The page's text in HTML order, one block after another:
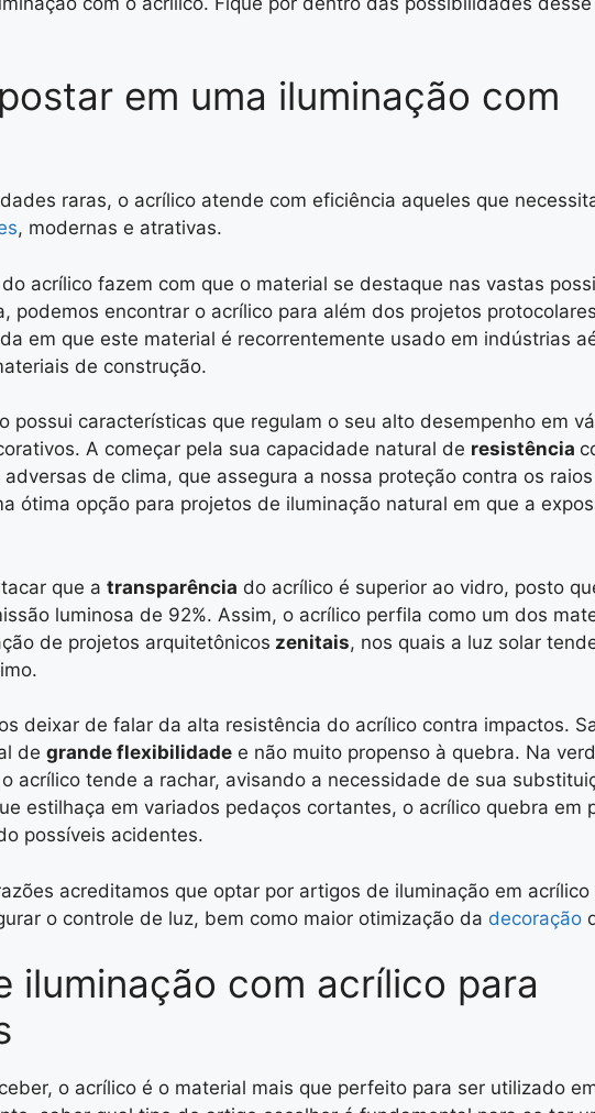
em uma iluminação com
raras, o acrílico atende com eficiência aqueles que
, modernas e atrativas.
acrílico fazem com que o material se destaque nas vastas
podemos encontrar o acrílico para além dos projetos
em que este material é recorrentemente usado em indústrias
de construção.
possui características que regulam o seu alto desempenho em
A começar pela sua capacidade natural de resistência
de clima, que assegura a nossa proteção contra os
ótima opção para projetos de iluminação natural em que a
que a transparência do acrílico é superior ao vidro, posto
luminosa de 92%. Assim, o acrílico perfila como um dos
de projetos arquitetônicos zenitais, nos quais a luz solar
deixar de falar da alta resistência do acrílico contra impactos.
de grande flexibilidade e não muito propenso à quebra. Na
acrílico tende a rachar, avisando a necessidade de sua
estilhaça em variados pedaços cortantes, o acrílico quebra em
possíveis acidentes.
acreditamos que optar por artigos de iluminação em acrílico
o controle de luz, bem como maior otimização da decoração
iluminação com acrílico para
o acrílico é o material mais que perfeito para ser utilizado